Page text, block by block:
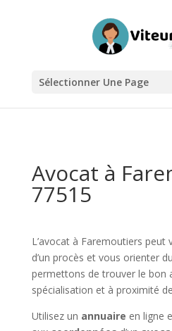
Sélectionner Une Page
Avocat à
77515
L’avocat à Faremoutiers peut
d’un procès et vous orienter
permettons de trouver le bon
spécialisation et à proximité
Utilisez un annuaire en ligne